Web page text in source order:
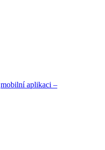
mobilní aplikaci –